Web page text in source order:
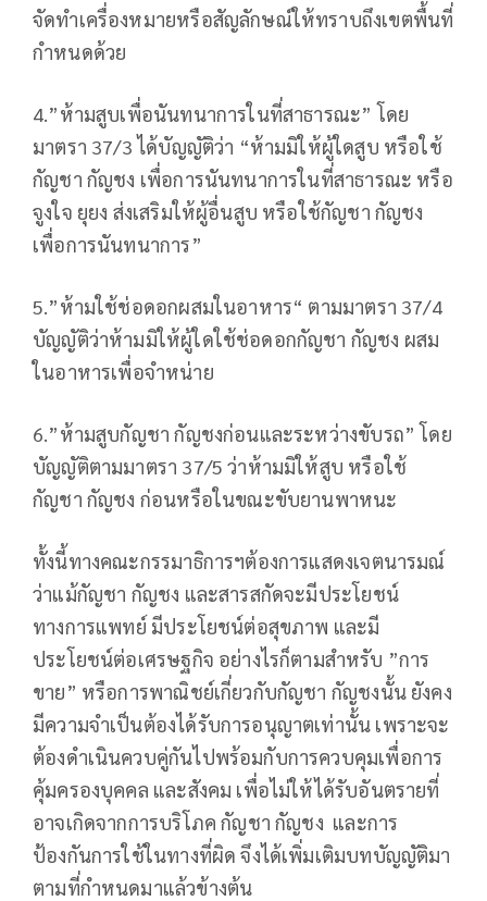
จัดทำเครื่องหมายหรือสัญลักษณ์ให้ทราบถึงเขตพื้นที่
กำหนดด้วย
4.”ห้ามสูบเพื่อนันทนาการในที่สาธารณะ” โดย
มาตรา 37/3 ได้บัญญัติว่า “ห้ามมิให้ผู้ใดสูบ หรือใช้
กัญชา กัญชง เพื่อการนันทนาการในที่สาธารณะ หรือ
จูงใจ ยุยง ส่งเสริมให้ผู้อื่นสูบ หรือใช้กัญชา กัญชง
เพื่อการนันทนาการ”
5.”ห้ามใช้ช่อดอกผสมในอาหาร“ ตามมาตรา 37/4
บัญญัติว่าห้ามมิให้ผู้ใดใช้ช่อดอกกัญชา กัญชง ผสม
ในอาหารเพื่อจำหน่าย
6.”ห้ามสูบกัญชา กัญชงก่อนและระหว่างขับรถ” โดย
บัญญัติตามมาตรา 37/5 ว่าห้ามมิให้สูบ หรือใช้
กัญชา กัญชง ก่อนหรือในขณะขับยานพาหนะ
ทั้งนี้ทางคณะกรรมาธิการฯต้องการแสดงเจตนารมณ์
ว่าแม้กัญชา กัญชง และสารสกัดจะมีประโยชน์
ทางการแพทย์ มีประโยชน์ต่อสุขภาพ และมี
ประโยชน์ต่อเศรษฐกิจ อย่างไรก็ตามสำหรับ ”การ
ขาย” หรือการพาณิชย์เกี่ยวกับกัญชา กัญชงนั้น ยังคง
มีความจำเป็นต้องได้รับการอนุญาตเท่านั้น เพราะจะ
ต้องดำเนินควบคู่กันไปพร้อมกับการควบคุมเพื่อการ
คุ้มครองบุคคล และสังคม เพื่อไม่ให้ได้รับอันตรายที่
อาจเกิดจากการบริโภค กัญชา กัญชง และการ
ป้องกันการใช้ในทางที่ผิด จึงได้เพิ่มเติมบทบัญญัติมา
ตามที่กำหนดมาแล้วข้างต้น